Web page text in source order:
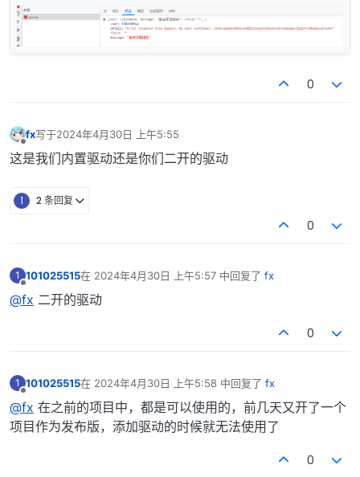
0
fx写于2024年4月30日 上午5:55
最后由 编辑
这是我们内置驱动还是你们二开的驱动
1 2 条回复
0
1 101025515在 2024年4月30日 上午5:57 中回复了 fx
最后由 编辑
@fx 二开的驱动
0
1
离线
101025515在 2024年4月30日 上午5:58 中回复了 fx
最后由 编辑
@fx 在之前的项目中，都是可以使用的，前几天又开了一个
项目作为发布版，添加驱动的时候就无法使用了
0